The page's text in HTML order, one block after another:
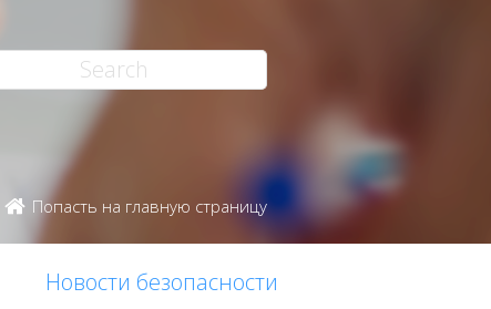
Попасть на главную страницу
Новости безопасности